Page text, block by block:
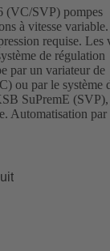
(VC/SVP) pompes
à vitesse variable.
requise. Les
de régulation
par un variateur de
ou par le système
SuPremE
Automatisation